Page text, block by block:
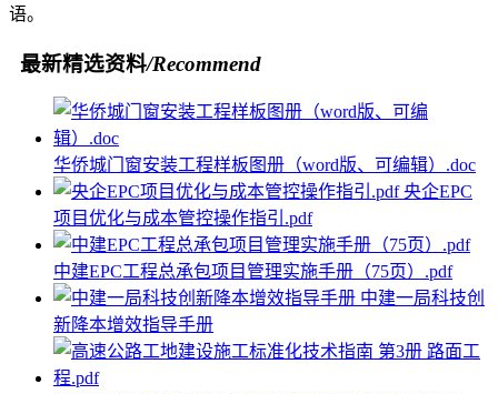
语。
最新精选资料/Recommend
华侨城门窗安装工程样板图册（word版、可编辑）.doc
央企EPC
项目优化与成本管控操作指引.pdf
中建EPC工程总承包项目管理实施手册（75页）.pdf
中建一局科技创
新降本增效指导手册